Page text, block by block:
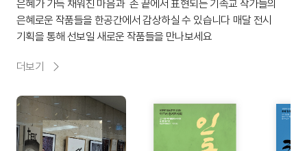
은혜가 가득 채워진 마음과 손 끝에서 표현되는 기족교 작가들의
은혜로운 작품들을 한공간에서 감상하실 수 있습니다 매달 전시
기획을 통해 선보일 새로운 작품들을 만나보세요
더보기